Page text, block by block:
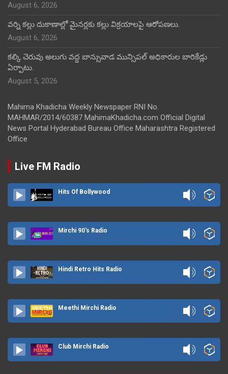
August 6, 2026
వర్ని కల్లు దుకాణాల్లో మైనర్లకు కల్లు విక్రయాలపై ఆరోపణలు.
August 6, 2026
కల్కి చెరువు అలుగు వద్ద బాన్సువాడ మున్సిపల్ అధికారుల బారికేడ్లు
ఏర్పాటు.
August 5, 2026
Mahima Khadicha Weekly Newspaper RNI No.
MAHMAR/2014/60387 MahimaKhadicha.com Official Digital
News Portal Hyderabad Bureau Office Maharashtra Registered
Office
Live FM Radio
Hits Of Bollywood
Mirchi 90's Radio
Hindi Retro Hits Radio
Meethi Mirchi Radio
Club Mirchi Radio